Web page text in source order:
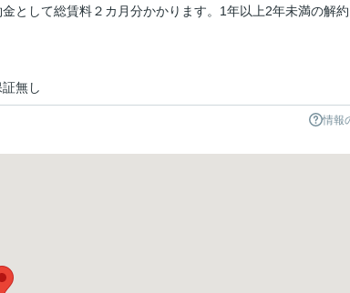
として総賃料２カ月分かかります。1年以上2年未満の解
無し
情報